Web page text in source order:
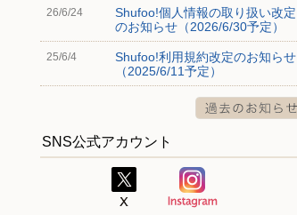
26/6/24
Shufoo!個人情報の取り扱い改定
のお知らせ（2026/6/30予定）
25/6/4
Shufoo!利用規約改定のお知らせ
（2025/6/11予定）
SNS公式アカウント